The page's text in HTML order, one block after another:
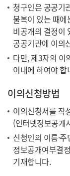
청구인은 공공기
불복이 있는 때
비공개의 결정이
공공기관에 이의
다만, 제3자의 이
이내에 하여야 합
이의신청방법
이의신청서를 작
(인터넷정보공개
신청인의 이름·
정보공개여부결
기재합니다.